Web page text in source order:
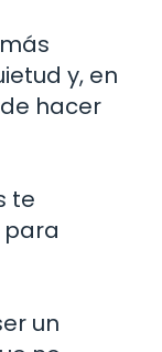
y, en
hacer
te
un